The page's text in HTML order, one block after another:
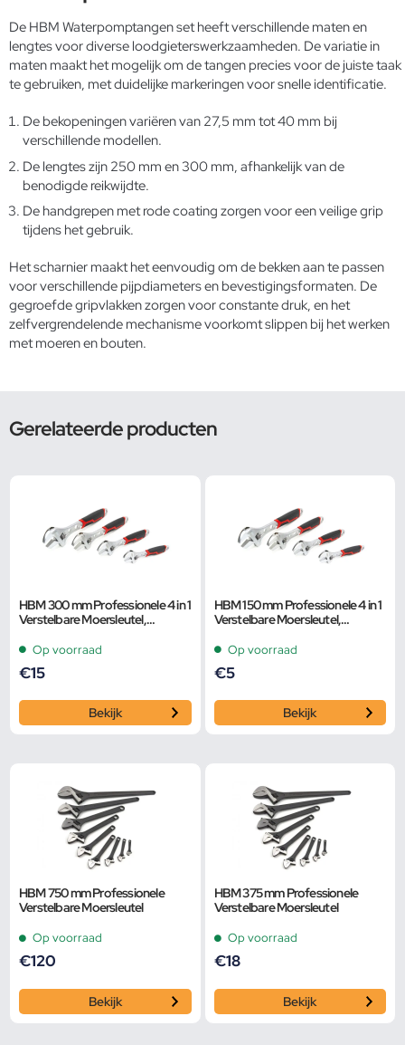
De HBM Waterpomptangen set heeft verschillende maten en
lengtes voor diverse loodgieterswerkzaamheden. De variatie in
maten maakt het mogelijk om de tangen precies voor de juiste taak
te gebruiken, met duidelijke markeringen voor snelle identificatie.
De bekopeningen variëren van 27,5 mm tot 40 mm bij
verschillende modellen.
De lengtes zijn 250 mm en 300 mm, afhankelijk van de
benodigde reikwijdte.
De handgrepen met rode coating zorgen voor een veilige grip
tijdens het gebruik.
Het scharnier maakt het eenvoudig om de bekken aan te passen
voor verschillende pijpdiameters en bevestigingsformaten. De
gegroefde gripvlakken zorgen voor constante druk, en het
zelfvergrendelende mechanisme voorkomt slippen bij het werken
met moeren en bouten.
Gerelateerde producten
HBM 300 mm Professionele 4 in 1
Verstelbare Moersleutel,
Op voorraad
€15
Bekijk
HBM 150 mm Professionele 4 in 1
Verstelbare Moersleutel,
Op voorraad
€5
Bekijk
HBM 750 mm Professionele
Verstelbare Moersleutel
Op voorraad
€120
Bekijk
HBM 375 mm Professionele
Verstelbare Moersleutel
Op voorraad
€18
Bekijk